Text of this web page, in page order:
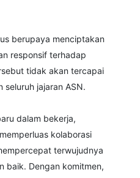
berupaya menciptakan
responsif terhadap
tidak akan tercapai
jajaran ASN.
dalam bekerja,
kolaborasi
terwujudnya
baik. Dengan komitmen,